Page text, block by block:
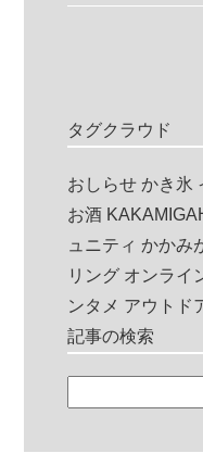
タグクラウド
おしらせ かき氷
お酒
ュニティ かかみ
リング オンライ
ンタメ アウトド
記事の検索